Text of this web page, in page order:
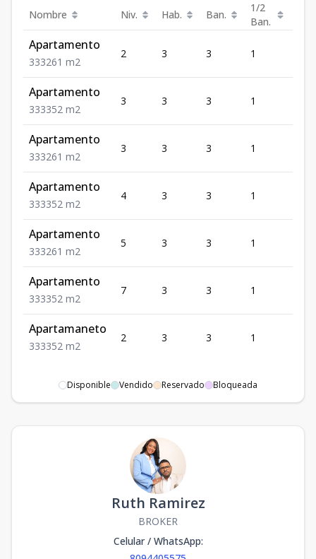
Nombre Niv. Hab. Ban.
1/2
Ban.
Apartamento
333261 m2
2 3 3 1
Apartamento
333352 m2
3 3 3 1
Apartamento
333261 m2
3 3 3 1
Apartamento
333352 m2
4 3 3 1
Apartamento
333261 m2
5 3 3 1
Apartamento
333352 m2
7 3 3 1
Apartamaneto
333352 m2
2 3 3 1
Disponible Vendido Reservado Bloqueada
Ruth Ramirez
BROKER
Celular / WhatsApp: